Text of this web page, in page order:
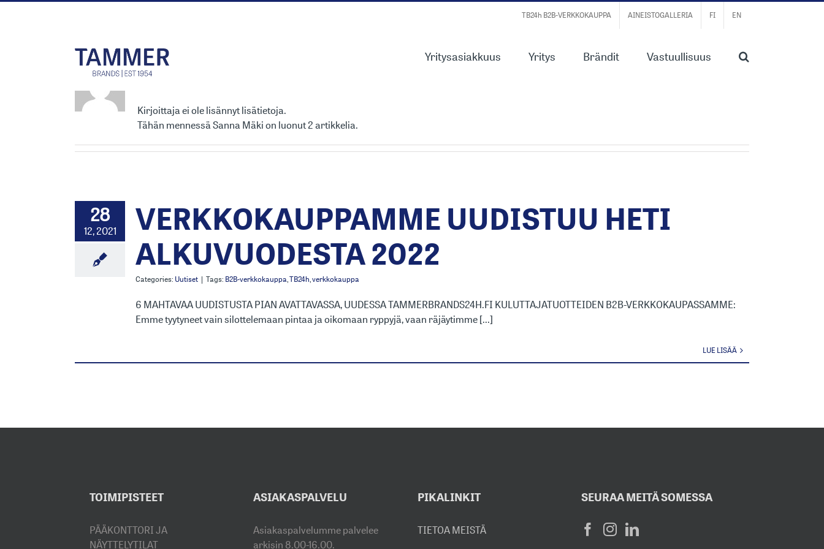
TB24h B2B-VERKKOKAUPPA AINEISTOGALLERIA FI EN
Yritysasiakkuus Yritys Brändit Vastuullisuus
Tietoa
Kirjoittaja ei ole lisännyt lisätietoja.
Tähän mennessä Sanna Mäki on luonut 2 artikkelia.
28
12, 2021
VERKKOKAUPPAMME UUDISTUU HETI
ALKUVUODESTA 2022
Categories: Uutiset | Tags: B2B-verkkokauppa,TB24h,verkkokauppa
6 MAHTAVAA UUDISTUSTA PIAN AVATTAVASSA, UUDESSA TAMMERBRANDS24H.FI KULUTTAJATUOTTEIDEN B2B-VERKKOKAUPASSAMME:
Emme tyytyneet vain silottelemaan pintaa ja oikomaan ryppyjä, vaan räjäytimme [...]
LUE LISÄÄ
TOIMIPISTEET
PÄÄKONTTORI JA
NÄYTTELYTILAT
ASIAKASPALVELU
Asiakaspalvelumme palvelee
arkisin 8.00-16.00.
PIKALINKIT
TIETOA MEISTÄ
SEURAA MEITÄ SOMESSA